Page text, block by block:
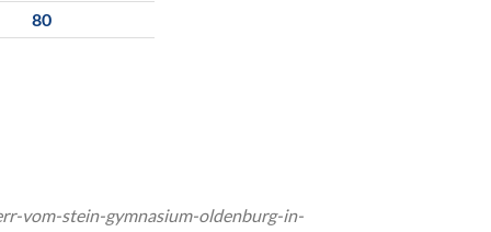
80
vom-stein-gymnasium-oldenburg-in-